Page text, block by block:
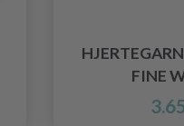
FINE